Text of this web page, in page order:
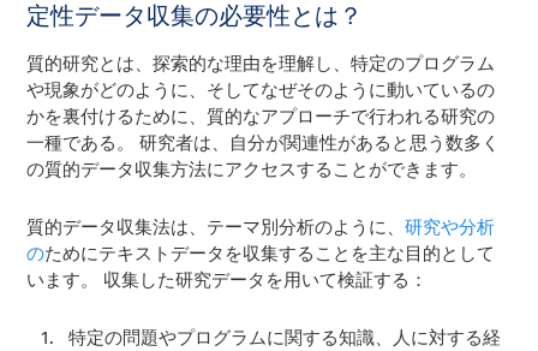
定性データ収集の必要性とは？
質的研究とは、探索的な理由を理解し、特定のプログラム
や現象がどのように、そしてなぜそのように動いているの
かを裏付けるために、質的なアプローチで行われる研究の
一種である。 研究者は、自分が関連性があると思う数多く
の質的データ収集方法にアクセスすることができます。
質的データ収集法は、テーマ別分析のように、研究や分析
のためにテキストデータを収集することを主な目的として
います。 収集した研究データを用いて検証する：
特定の問題やプログラムに関する知識、人に対する経